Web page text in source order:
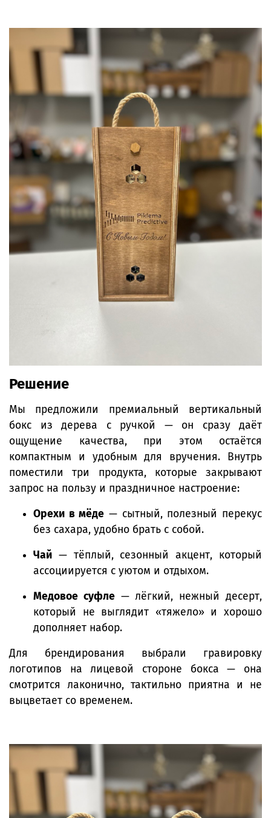
Решение
Мы предложили премиальный вертикальный
бокс из дерева с ручкой — он сразу даёт
ощущение качества, при этом остаётся
компактным и удобным для вручения. Внутрь
поместили три продукта, которые закрывают
запрос на пользу и праздничное настроение:
Орехи в мёде — сытный, полезный перекус
без сахара, удобно брать с собой.
Чай — тёплый, сезонный акцент, который
ассоциируется с уютом и отдыхом.
Медовое суфле— лёгкий, нежный десерт,
который не выглядит «тяжело» и хорошо
дополняет набор.
Для брендирования выбрали гравировку
логотипов на лицевой стороне бокса — она
смотрится лаконично, тактильно приятна и не
выцветает со временем.